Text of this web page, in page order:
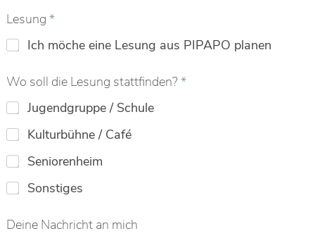
Lesung *
Ich möche eine Lesung aus PIPAPO planen
i
e
L
e
s
u
g
t
a
Wo soll die Lesung stattfinden? *
Jugendgruppe / Schule
Kulturbühne / Café
Seniorenheim
Sonstiges
Deine Nachricht an mich